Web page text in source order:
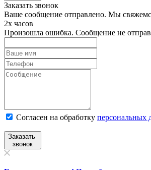
Заказать звонок
Ваше сообщение отправлено. Мы
2х часов
Произошла ошибка. Сообщение не
Согласен на обработку персональныx
Заказать
звонок